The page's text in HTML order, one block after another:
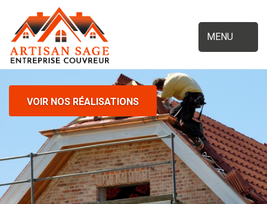
MENU
VOIR NOS RÉALISATIONS